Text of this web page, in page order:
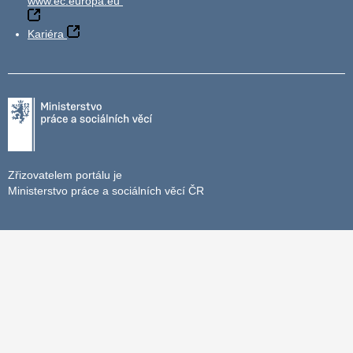
Kariéra
Zřizovatelem portálu je
Ministerstvo práce a sociálních věcí ČR